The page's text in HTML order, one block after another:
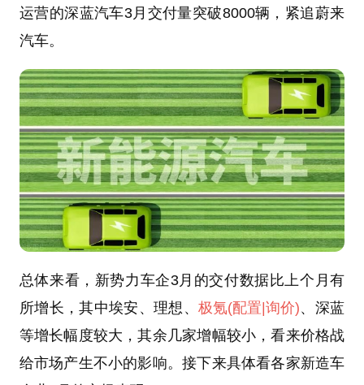
运营的深蓝汽车3月交付量突破8000辆，紧追蔚来
汽车。
总体来看，新势力车企3月的交付数据比上个月有
所增长，其中埃安、理想、极氪(配置 |询价)、深蓝
等增长幅度较大，其余几家增幅较小，看来价格战
给市场产生不小的影响。接下来具体看各家新造车